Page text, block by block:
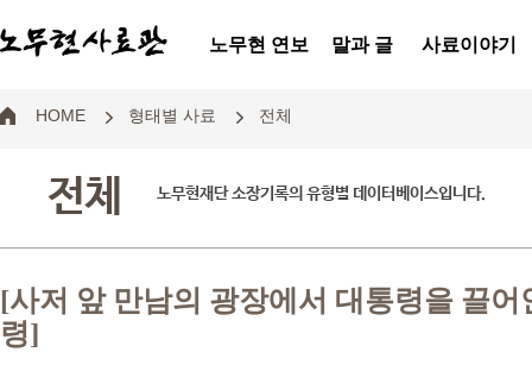
노무현 연보 말과 글 사료이야기
HOME 형태별 사료 전체
전체 노무현재단 소장기록의 유형별 데이터베이스입니다.
[사저 앞 만남의 광장에서 대통령을 끌
령]